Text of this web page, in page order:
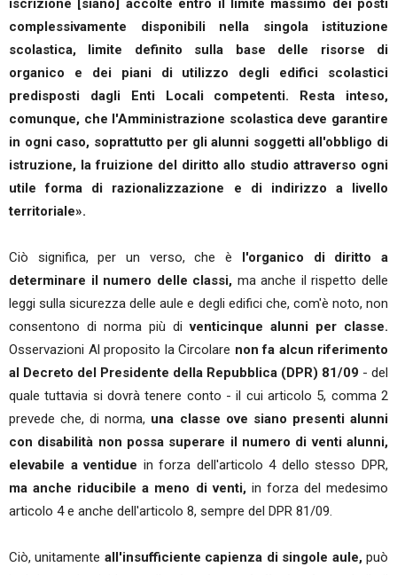
iscrizione [siano] accolte entro il limite massimo dei posti
complessivamente disponibili nella singola istituzione
scolastica, limite definito sulla base delle risorse di
organico e dei piani di utilizzo degli edifici scolastici
predisposti dagli Enti Locali competenti. Resta inteso,
comunque, che l'Amministrazione scolastica deve garantire
in ogni caso, soprattutto per gli alunni soggetti all'obbligo di
istruzione, la fruizione del diritto allo studio attraverso ogni
utile forma di razionalizzazione e di indirizzo a livello
territoriale».
Ciò significa, per un verso, che è l'organico di diritto a
determinare il numero delle classi, ma anche il rispetto delle
leggi sulla sicurezza delle aule e degli edifici che, com'è noto, non
consentono di norma più diventicinque alunni per classe.
Osservazioni Al proposito la Circolare non fa alcun riferimento
al Decreto del Presidente della Repubblica (DPR) 81/09 - del
quale tuttavia si dovrà tenere conto - il cui articolo 5, comma 2
prevede che, di norma, una classe ove siano presenti alunni
con disabilità non possa superare il numero di venti alunni,
elevabile a ventidue in forza dell'articolo 4 dello stesso DPR,
ma anche riducibile a meno di venti, in forza del medesimo
articolo 4 e anche dell'articolo 8, sempre del DPR 81/09.
Ciò, unitamente all'insufficiente capienza di singole aule,può